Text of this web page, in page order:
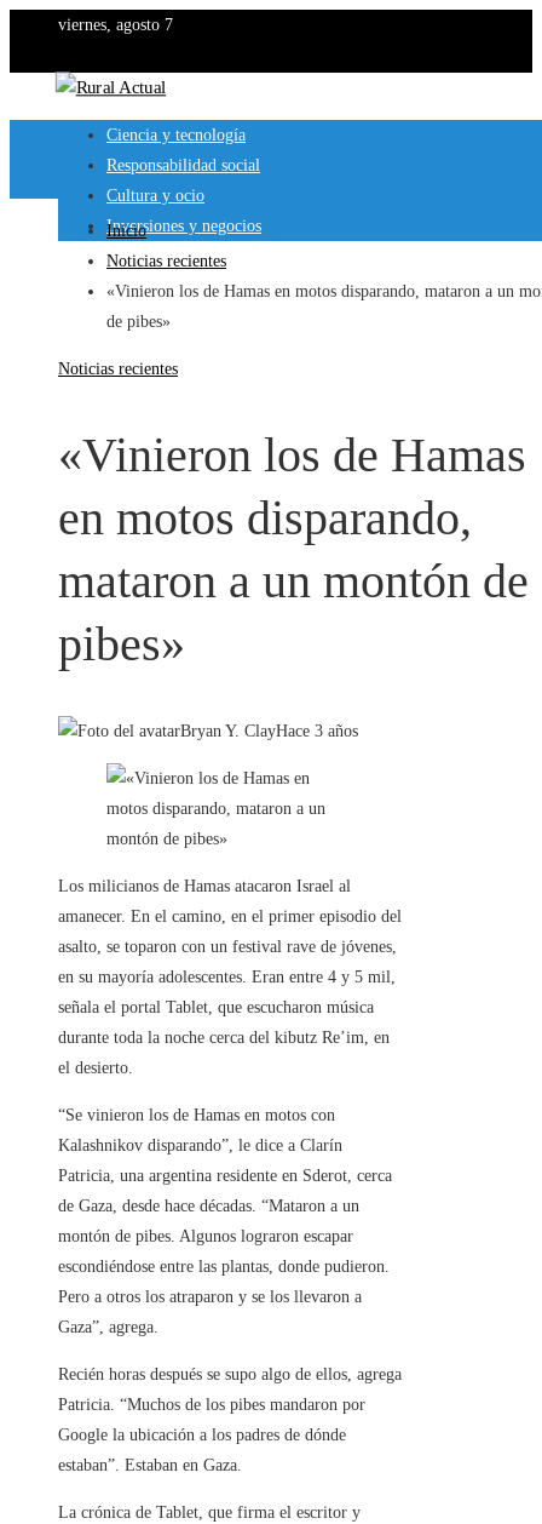
viernes, agosto 7
Ciencia y tecnología
Responsabilidad social
Cultura y ocio
Inversiones y negocios
Inicio
Noticias recientes
«Vinieron los de Hamas en motos disparando, mataron a un
de pibes»
Noticias recientes
«Vinieron los de Hamas
en motos disparando,
mataron a un montón de
pibes»
Bryan Y. ClayHace 3 años
Los milicianos de Hamas atacaron Israel al
amanecer. En el camino, en el primer episodio del
asalto, se toparon con un festival rave de jóvenes,
en su mayoría adolescentes. Eran entre 4 y 5 mil,
señala el portal Tablet, que escucharon música
durante toda la noche cerca del kibutz Re’im, en
el desierto.
“Se vinieron los de Hamas en motos con
Kalashnikov disparando”, le dice a Clarín
Patricia, una argentina residente en Sderot, cerca
de Gaza, desde hace décadas. “Mataron a un
montón de pibes. Algunos lograron escapar
escondiéndose entre las plantas, donde pudieron.
Pero a otros los atraparon y se los llevaron a
Gaza”, agrega.
Recién horas después se supo algo de ellos, agrega
Patricia. “Muchos de los pibes mandaron por
Google la ubicación a los padres de dónde
estaban”. Estaban en Gaza.
La crónica de Tablet, que firma el escritor y